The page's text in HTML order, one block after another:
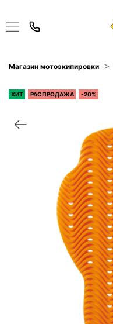
Магазин мотоэкипировки
ХИТ РАСПРОДАЖА -20%